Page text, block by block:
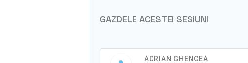
GAZDELE ACESTEI SESIUNI
ADRIAN GHENCEA